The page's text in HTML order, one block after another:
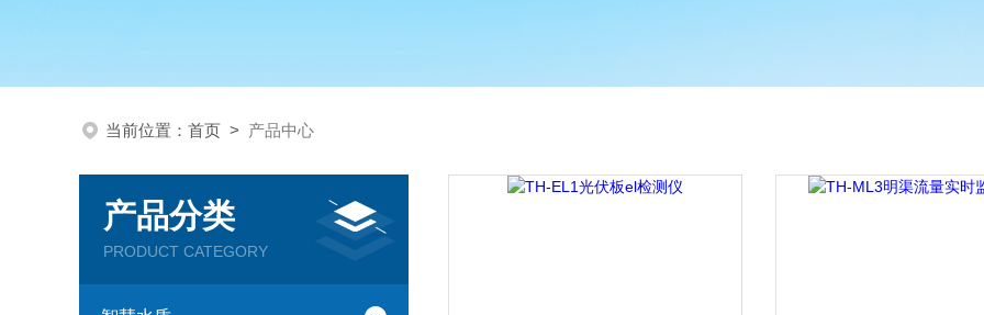
当前位置： 首页 > 产品中心
产品分类
PRODUCT CATEGORY